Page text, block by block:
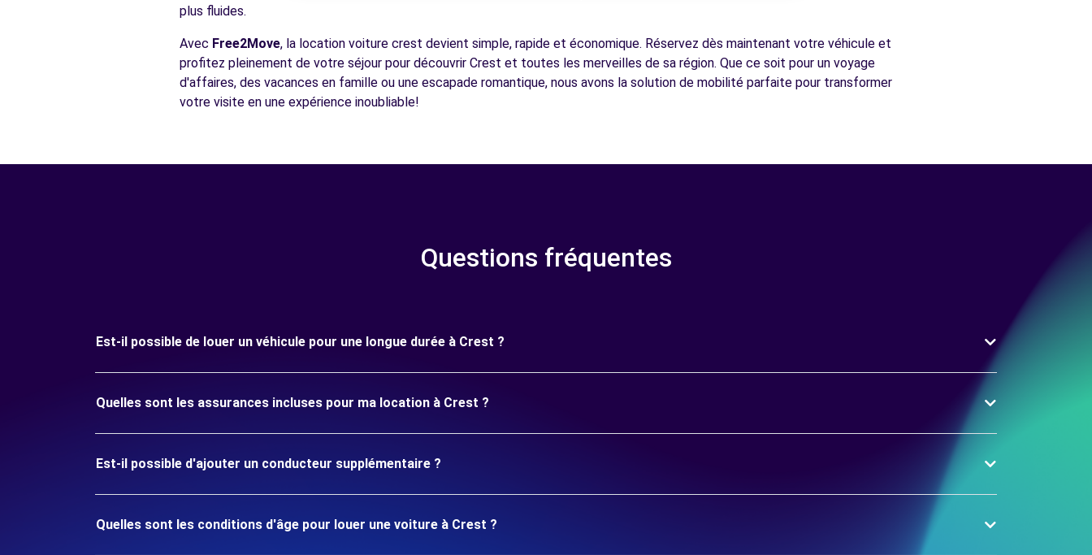
plus fluides.
Avec Free2Move, la location voiture crest devient simple, rapide et économique. Réservez dès maintenant votre véhicule et
profitez pleinement de votre séjour pour découvrir Crest et toutes les merveilles de sa région. Que ce soit pour un voyage
d'affaires, des vacances en famille ou une escapade romantique, nous avons la solution de mobilité parfaite pour transformer
votre visite en une expérience inoubliable!
Questions fréquentes
Est-il possible de louer un véhicule pour une longue durée à Crest ?
Quelles sont les assurances incluses pour ma location à Crest ?
Est-il possible d'ajouter un conducteur supplémentaire ?
Quelles sont les conditions d'âge pour louer une voiture à Crest ?